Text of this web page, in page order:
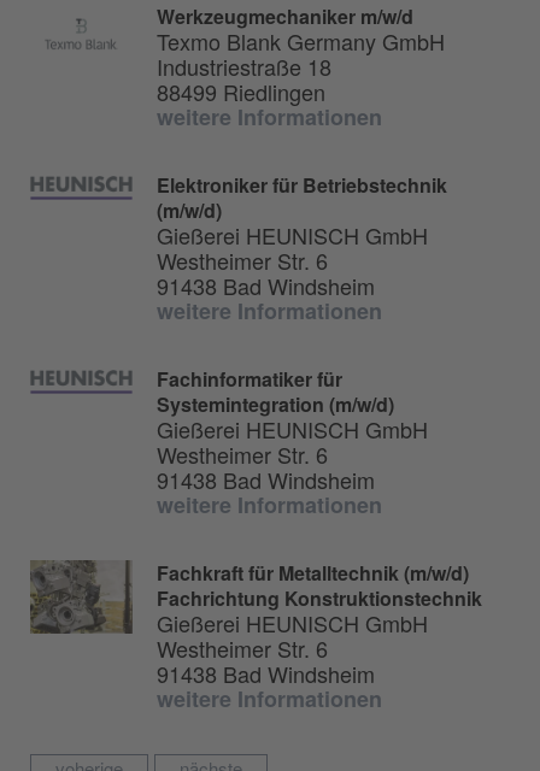
Werkzeugmechaniker m/w/d
Texmo Blank Germany GmbH
Industriestraße 18
88499 Riedlingen
weitere Informationen
Elektroniker für Betriebstechnik
(m/w/d)
Gießerei HEUNISCH GmbH
Westheimer Str. 6
91438 Bad Windsheim
weitere Informationen
Fachinformatiker für
Systemintegration (m/w/d)
Gießerei HEUNISCH GmbH
Westheimer Str. 6
91438 Bad Windsheim
weitere Informationen
Fachkraft für Metalltechnik (m/w/d)
Fachrichtung Konstruktionstechnik
Gießerei HEUNISCH GmbH
Westheimer Str. 6
91438 Bad Windsheim
weitere Informationen